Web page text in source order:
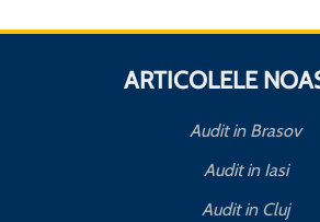
ARTICOLELE
Audit in Brasov
Audit in Iasi
Audit in Cluj